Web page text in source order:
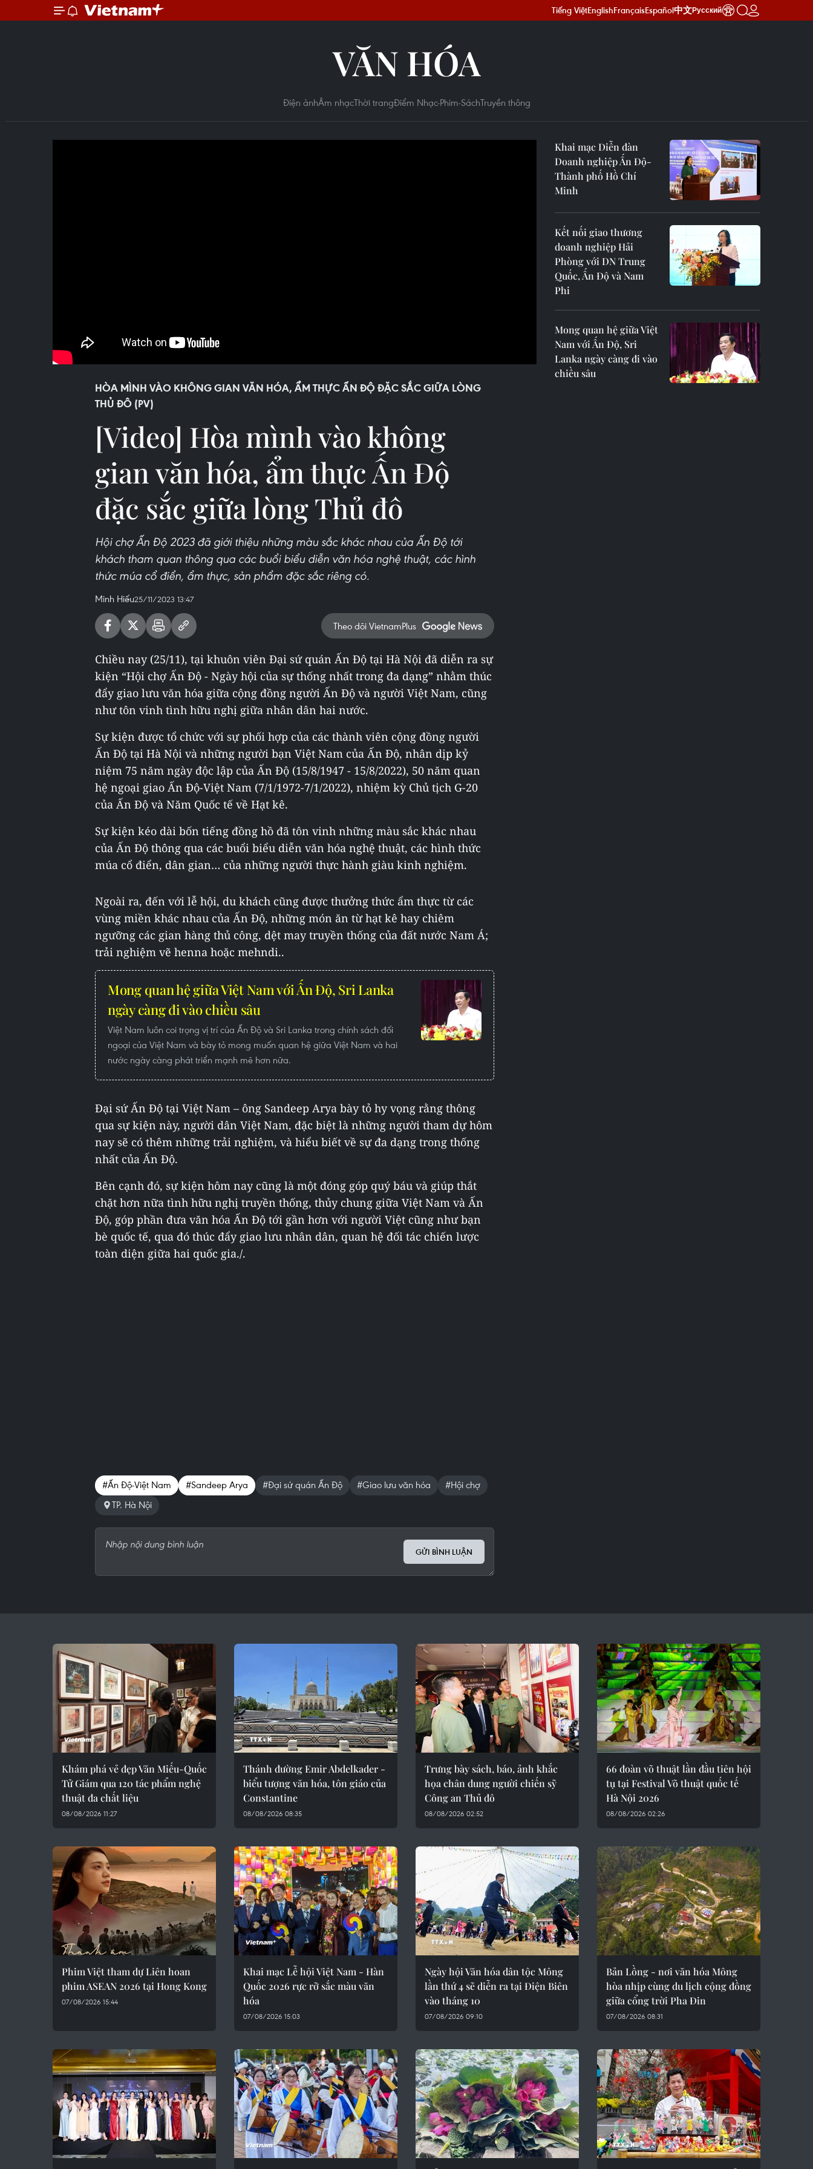
Tiếng ViệtEnglishFrançaisEspañol中文Русский
VĂN HÓA
Điện ảnhÂm nhạcThời trangĐiểm Nhạc-Phim-SáchTruyền thông
HÒA MÌNH VÀO KHÔNG GIAN VĂN HÓA, ẨM THỰC ẤN ĐỘ ĐẶC SẮC GIỮA LÒNG
THỦ ĐÔ (PV)
[Video] Hòa mình vào không
gian văn hóa, ẩm thực Ấn Độ
đặc sắc giữa lòng Thủ đô
Hội chợ Ấn Độ 2023 đã giới thiệu những màu sắc khác nhau của Ấn Độ tới
khách tham quan thông qua các buổi biểu diễn văn hóa nghệ thuật, các hình
thức múa cổ điển, ẩm thực, sản phẩm đặc sắc riêng có.
Minh Hiếu25/11/2023 13:47
Theo dõi VietnamPlus
Chiều nay (25/11), tại khuôn viên Đại sứ quán Ấn Độ tại Hà Nội đã diễn ra sự
kiện “Hội chợ Ấn Độ - Ngày hội của sự thống nhất trong đa dạng” nhằm thúc
đẩy giao lưu văn hóa giữa cộng đồng người Ấn Độ và người Việt Nam, cũng
như tôn vinh tình hữu nghị giữa nhân dân hai nước.
Sự kiện được tổ chức với sự phối hợp của các thành viên cộng đồng người
Ấn Độ tại Hà Nội và những người bạn Việt Nam của Ấn Độ, nhân dịp kỷ
niệm 75 năm ngày độc lập của Ấn Độ (15/8/1947 - 15/8/2022), 50 năm quan
hệ ngoại giao Ấn Độ-Việt Nam (7/1/1972-7/1/2022), nhiệm kỳ Chủ tịch G-20
của Ấn Độ và Năm Quốc tế về Hạt kê.
Sự kiện kéo dài bốn tiếng đồng hồ đã tôn vinh những màu sắc khác nhau
của Ấn Độ thông qua các buổi biểu diễn văn hóa nghệ thuật, các hình thức
múa cổ điển, dân gian… của những người thực hành giàu kinh nghiệm.
Ngoài ra, đến với lễ hội, du khách cũng được thưởng thức ẩm thực từ các
vùng miền khác nhau của Ấn Độ, những món ăn từ hạt kê hay chiêm
ngưỡng các gian hàng thủ công, dệt may truyền thống của đất nước Nam Á;
trải nghiệm vẽ henna hoặc mehndi..
Mong quan hệ giữa Việt Nam với Ấn Độ, Sri Lanka
ngày càng đi vào chiều sâu
Việt Nam luôn coi trọng vị trí của Ấn Độ và Sri Lanka trong chính sách đối
ngoại của Việt Nam và bày tỏ mong muốn quan hệ giữa Việt Nam và hai
nước ngày càng phát triển mạnh mẽ hơn nữa.
Đại sứ Ấn Độ tại Việt Nam – ông Sandeep Arya bày tỏ hy vọng rằng thông
qua sự kiện này, người dân Việt Nam, đặc biệt là những người tham dự hôm
nay sẽ có thêm những trải nghiệm, và hiểu biết về sự đa dạng trong thống
nhất của Ấn Độ.
Bên cạnh đó, sự kiện hôm nay cũng là một đóng góp quý báu và giúp thắt
chặt hơn nữa tình hữu nghị truyền thống, thủy chung giữa Việt Nam và Ấn
Độ, góp phần đưa văn hóa Ấn Độ tới gần hơn với người Việt cũng như bạn
bè quốc tế, qua đó thúc đẩy giao lưu nhân dân, quan hệ đối tác chiến lược
toàn diện giữa hai quốc gia./.
#Ấn Độ-Việt Nam #Sandeep Arya #Đại sứ quán Ấn Độ #Giao lưu văn hóa
#Hội chợ
TP. Hà Nội
GỬI BÌNH LUẬN
Khai mạc Diễn đàn
Doanh nghiệp Ấn Độ-
Thành phố Hồ Chí
Minh
Kết nối giao thương
doanh nghiệp Hải
Phòng với DN Trung
Quốc, Ấn Độ và Nam
Phi
Mong quan hệ giữa Việt
Nam với Ấn Độ, Sri
Lanka ngày càng đi vào
chiều sâu
Khám phá vẻ đẹp Văn Miếu-Quốc
Tử Giám qua 120 tác phẩm nghệ
thuật đa chất liệu
08/08/2026 11:27
Thánh đường Emir Abdelkader -
biểu tượng văn hóa, tôn giáo của
Constantine
08/08/2026 08:35
Trưng bày sách, báo, ảnh khắc
họa chân dung người chiến sỹ
Công an Thủ đô
08/08/2026 02:52
66 đoàn võ thuật lần đầu tiên hội
tụ tại Festival Võ thuật quốc tế
Hà Nội 2026
08/08/2026 02:26
Phim Việt tham dự Liên hoan
phim ASEAN 2026 tại Hong Kong
07/08/2026 15:44
Khai mạc Lễ hội Việt Nam - Hàn
Quốc 2026 rực rỡ sắc màu văn
hóa
07/08/2026 15:03
Ngày hội Văn hóa dân tộc Mông
lần thứ 4 sẽ diễn ra tại Điện Biên
vào tháng 10
07/08/2026 09:10
Bản Lồng - nơi văn hóa Mông
hòa nhịp cùng du lịch cộng đồng
giữa cổng trời Pha Đin
07/08/2026 08:31